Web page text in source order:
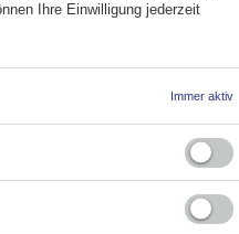
Ihre Einwilligung jederzeit
Immer aktiv